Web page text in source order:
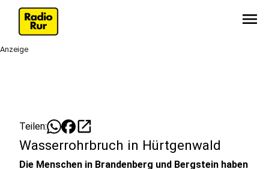
menu
Anzeige
Teilen: open_in_new
Wasserrohrbruch in Hürtgenwald
Die Menschen in Brandenberg und Bergstein haben